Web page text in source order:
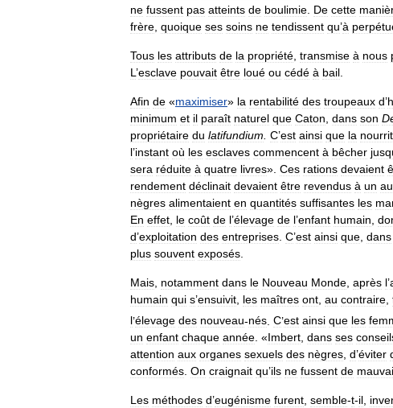
ne fussent pas atteints de boulimie De cette
frère quoique ses soins ne tendissent qu’à
Tous les attributs de la propriété transmise à nous
L ’esclave pouvait être loué ou cédé à bail
Afin de «maximiser» la rentabilité des troupeaux d’
minimum et il paraît naturel que Caton dans son
propriétaire du latifundium C’est ainsi que la
l’instant où les esclaves commencent à bêcher
sera réduite à quatre livres». Ces rations devaient
rendement déclinait devaient être revendus à un
nègres alimentaient en quantités suffisantes les
En effet le coût de l’élevage de l’enfant humain
d’exploitation des entreprises C’est ainsi que dans
plus souvent exposés
Mais notamment dans le Nouveau Monde après l’
humain qui s’ensuivit les maîtres ont au contraire
l’élevage des nouveau-nés C’est ainsi que les
un enfant chaque année. «Imbert, dans ses
attention aux organes sexuels des nègres, d’éviter
conformés. On craignait qu’ils ne fussent de
Les méthodes d’eugénisme furent, semble-t-il,